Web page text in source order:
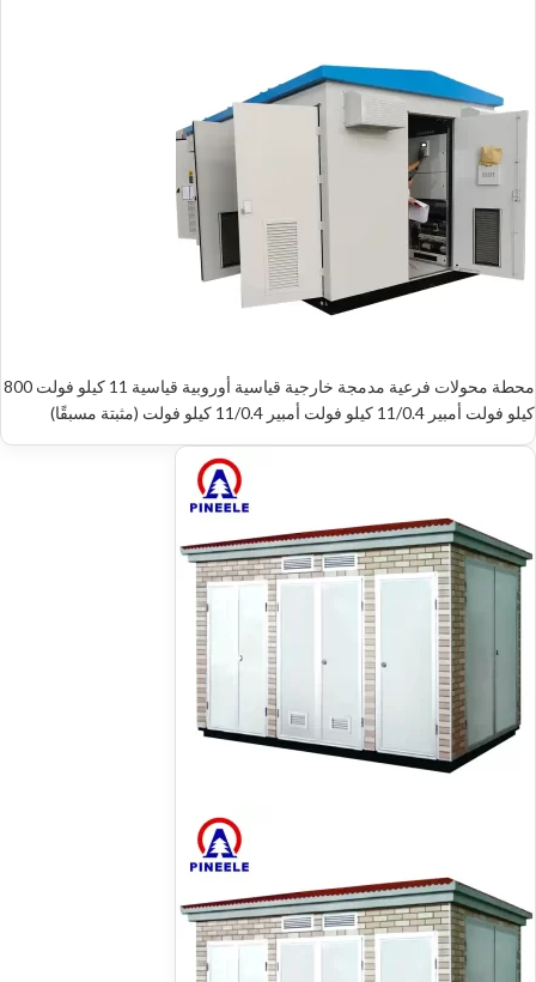
محطة محولات فرعية مدمجة خارجية قياسية أوروبية قياسية 11 كيلو فولت 800
كيلو فولت أمبير 11/0.4 كيلو فولت أمبير 11/0.4 كيلو فولت (مثبتة مسبقًا)